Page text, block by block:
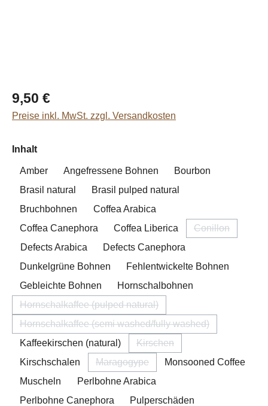
Regulärer Preis:
9,50 €
Preise inkl. MwSt. zzgl. Versandkosten
Inhaltauswählen
Amber Angefressene Bohnen
Bourbon
Brasil natural
Brasil pulped natural
Bruchbohnen
Coffea Arabica
Coffea Canephora
Coffea Liberica Conillon
(Diese Option
Defects Arabica
Defects Canephora
Dunkelgrüne Bohnen
Fehlentwickelte Bohnen
Gebleichte Bohnen
Hornschalbohnen
Hornschalkaffee (pulped natural)
(Diese Option ist zurzeit nicht verfügbar.)
Hornschalkaffee (semi washed/fully washed)
(Diese Option ist zurzeit nicht verfügbar.)
Kaffeekirschen (natural) Kirschen
(Diese Option ist zurzeit nicht
Kirschschalen Maragogype
(Diese Option ist zurzeit nicht
Monsooned Coffee
Muscheln
Perlbohne Arabica
Perlbohne Canephora
Pulperschäden